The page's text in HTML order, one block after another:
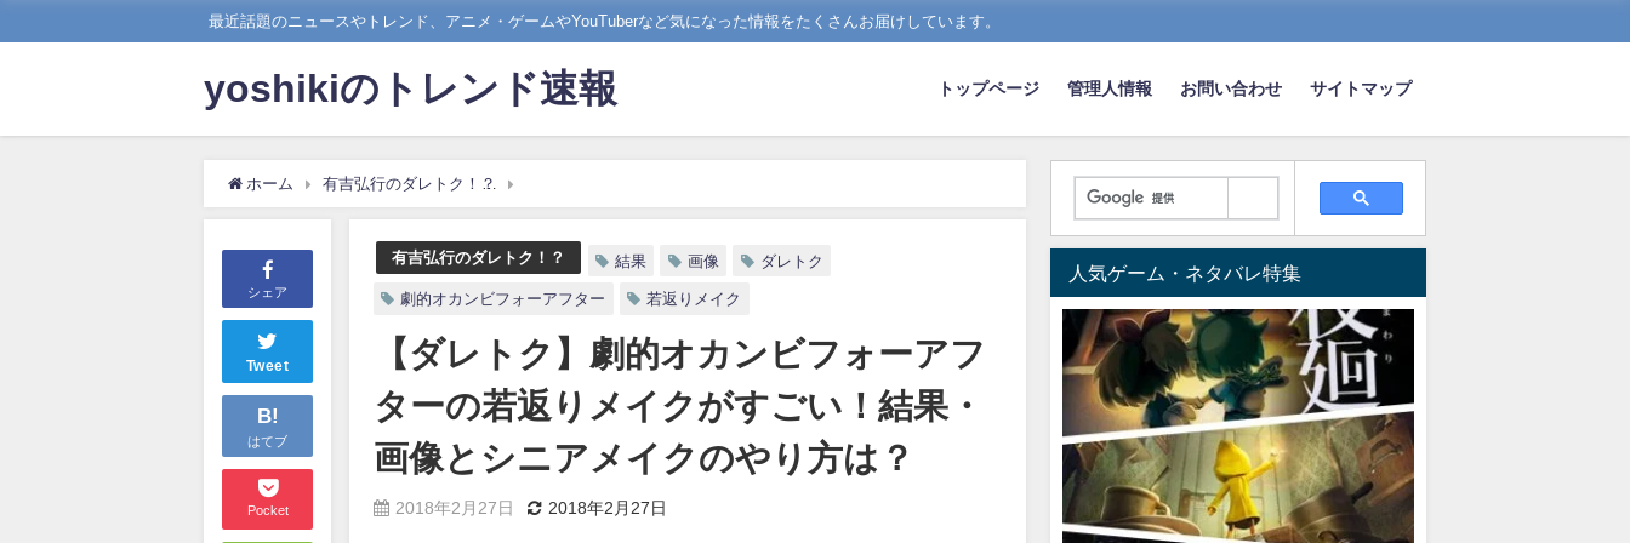
最近話題のニュースやトレンド、アニメ・ゲームやYouTuberなど気になった情報をたくさんお届けしています。
yoshikiのトレンド速報 トップページ 管理人情報 お問い合わせ サイトマップ
ホーム 有吉弘行のダレトク！？ 【ダレトク】劇的オカンビフォーアフターの若返りメイクがすごい！結果・画像とシニアメイクのやり方は？
シェア
Tweet
B!
はてブ
Pocket
有吉弘行のダレトク！？ 結果 画像 ダレトク
劇的オカンビフォーアフター 若返りメイク
【ダレトク】劇的オカンビフォーアフ
ターの若返りメイクがすごい！結果・
画像とシニアメイクのやり方は？
2018年2月27日 2018年2月27日
人気ゲーム・ネタバレ特集